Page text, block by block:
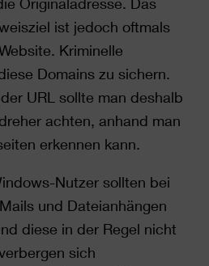
ist jedoch oftmals
Kriminelle
Domains zu sichern.
URL sollte man deshalb
achten, anhand man
erkennen kann.
Nutzer sollten bei
und Dateianhängen
diese in der Regel nicht
sich